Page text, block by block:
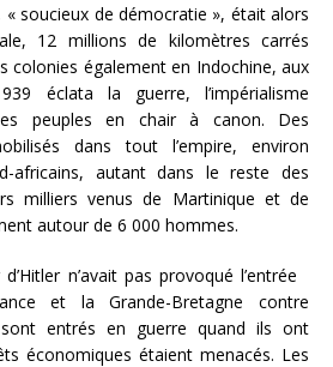
« soucieux de démocratie », était alors
12 millions de kilomètres carrés
colonies également en Indochine, aux
éclata la guerre, l’impérialisme
peuples en chair à canon. Des
dans tout l’empire, environ
africains, autant dans le reste des
milliers venus de Martinique et de
autour de 6 000 hommes.
n’avait pas provoqué l’entrée
et la Grande-Bretagne contre
sont entrés en guerre quand ils ont
économiques étaient menacés. Les